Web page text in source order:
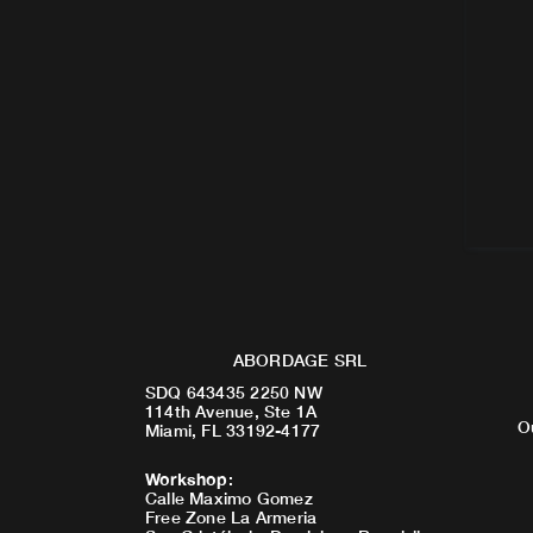
ABORDAGE SRL
SDQ 643435 2250 NW
114th Avenue, Ste 1A
Miami, FL 33192-4177
Workshop:
Calle Maximo Gomez
Free Zone La Armeria